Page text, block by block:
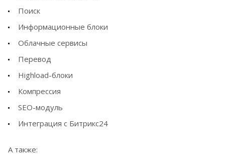
Поиск
Информационные блоки
Облачные сервисы
Перевод
Highload-блоки
Компрессия
SEO-модуль
Интеграция с Битрикс24
А также: